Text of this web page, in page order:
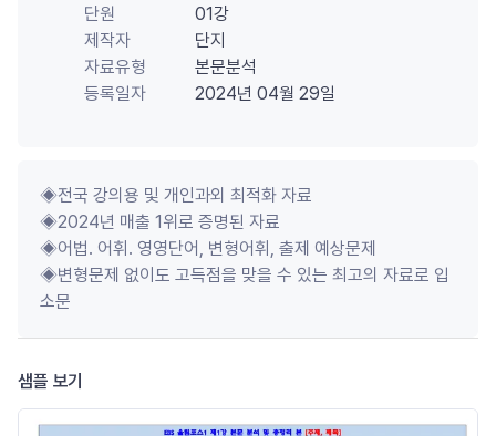
단원
01강
제작자
단지
자료유형
본문분석
등록일자
2024년 04월 29일
◈전국 강의용 및 개인과외 최적화 자료
◈2024년 매출 1위로 증명된 자료
◈어법. 어휘. 영영단어, 변형어휘, 출제 예상문제
◈변형문제 없이도 고득점을 맞을 수 있는 최고의 자료로 입
소문
샘플 보기